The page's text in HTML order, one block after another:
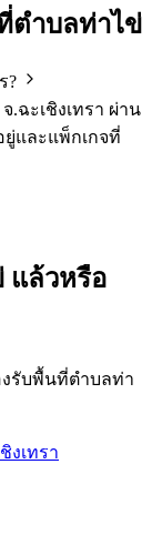
ตำบลท่าไข่
?
.ฉะเชิงเทรา ผ่าน
ยู่และแพ็กเกจที่
แล้วหรือ
งรับพื้นที่ตำบลท่า
งเทรา